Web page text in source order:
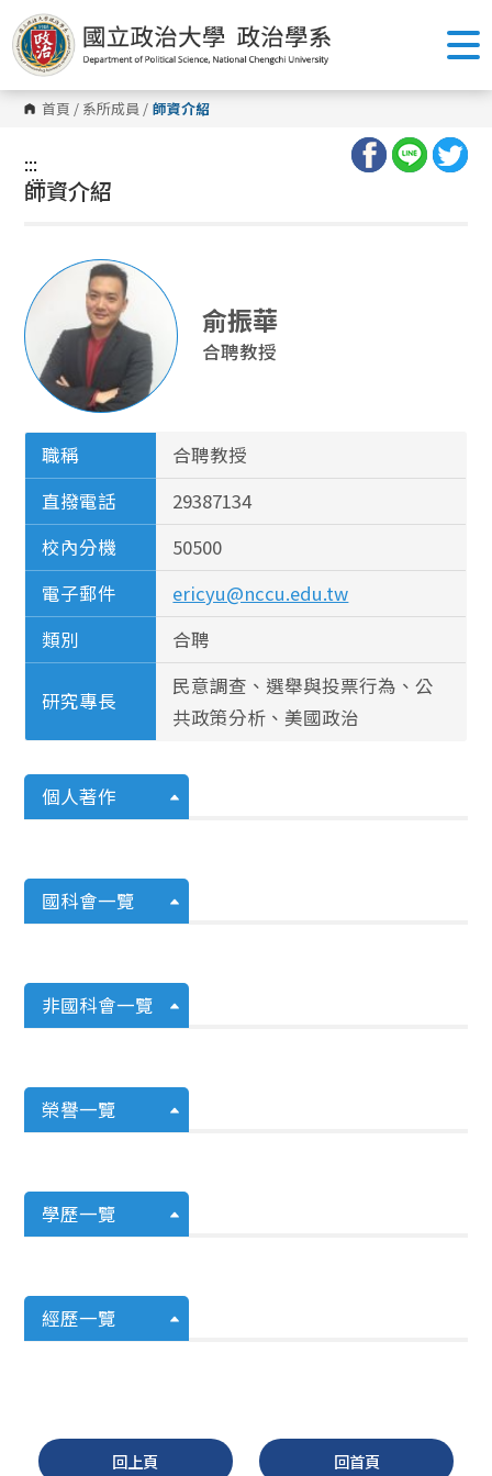
跳
到
主
要
內
容
區 首頁 / 系所成員 / 師資介紹
:::
:::
師資介紹
俞振華
合聘教授
職稱
合聘教授
直撥電話
29387134
校內分機
50500
電子郵件
ericyu@nccu.edu.tw
類別
合聘
研究專長
民意調查、選舉與投票行為、公
共政策分析、美國政治
個人著作
國科會一覽
非國科會一覽
榮譽一覽
學歷一覽
經歷一覽
回上頁 回首頁